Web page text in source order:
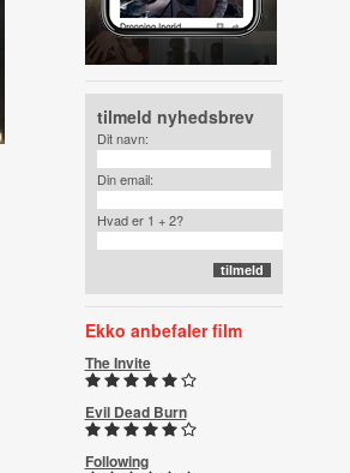
tilmeld nyhedsbrev
Dit navn:
Din email:
Hvad er 1 + 2?
Ekko anbefaler film
The Invite
Evil Dead Burn
Following